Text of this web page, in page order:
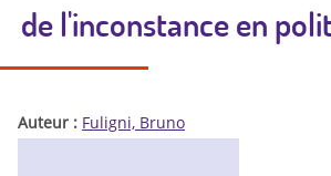
de l'inconstance en
Auteur : Fuligni, Bruno